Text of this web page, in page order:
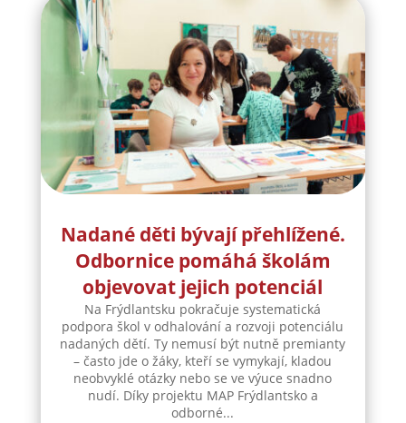
Nadané děti bývají přehlížené.
Odbornice pomáhá školám
objevovat jejich potenciál
Na Frýdlantsku pokračuje systematická
podpora škol v odhalování a rozvoji potenciálu
nadaných dětí. Ty nemusí být nutně premianty
– často jde o žáky, kteří se vymykají, kladou
neobvyklé otázky nebo se ve výuce snadno
nudí. Díky projektu MAP Frýdlantsko a
odborné...